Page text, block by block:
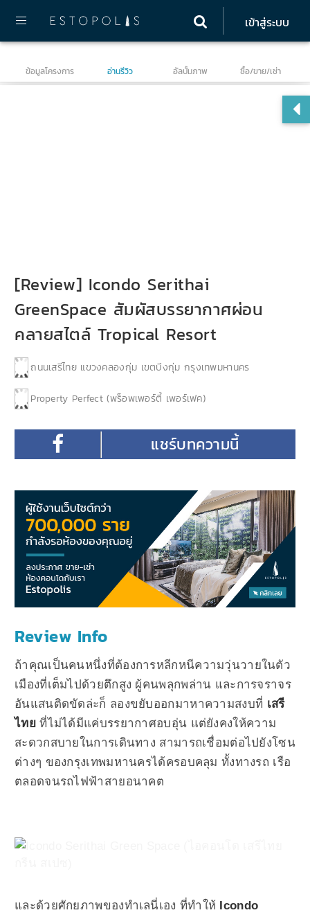
เข้าสู่ระบบ
ข้อมูลโครงการ อ่านรีวิว อัลบั้มภาพ ซื้อ/ขาย/เช่า
ไ
สเ
[Review] Icondo Serithai
GreenSpace สัมผัสบรรยากาศผ่อน
คลายสไตล์ Tropical Resort
ถนนเสรีไทย แขวงคลองกุ่ม เขตบึงกุ่ม กรุงเทพมหานคร
Property Perfect (พร็อพเพอร์ตี้ เพอร์เฟค)
Review Info
ถ้าคุณเป็นคนหนึ่งที่ต้องการหลีกหนีความวุ่นวายในตัว
เมืองที่เต็มไปด้วยตึกสูง ผู้คนพลุกพล่าน และการจราจร
อันแสนติดขัดล่ะก็ ลองขยับออกมาหาความสงบที่ เสรี
ไทยที่ไม่ได้มีแค่บรรยากาศอบอุ่น แต่ยังคงให้ความ
สะดวกสบายในการเดินทาง สามารถเชื่อมต่อไปยังโซน
ต่างๆ ของกรุงเทพมหานครได้ครอบคลุม ทั้งทางรถ เรือ
ตลอดจนรถไฟฟ้าสายอนาคต
และด้วยศักยภาพของทำเลนี่เอง ที่ทำให้ Icondo